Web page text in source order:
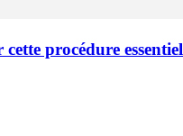
procédure